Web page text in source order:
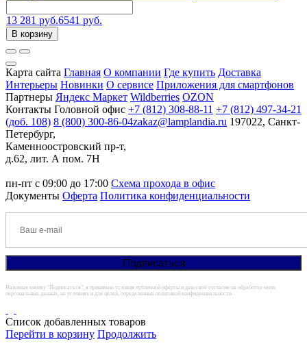
13 281 руб.6541 руб.
В корзину
Карта сайта Главная О компании Где купить Доставка
Интерьеры Новинки О сервисе Приложения для смартфонов
Партнеры Яндекс Маркет Wildberries OZON
Контакты Головной офис +7 (812) 308-88-11 +7 (812) 497-34-21
(доб. 108) 8 (800) 300-86-04zakaz@lamplandia.ru 197022, Санкт-
Петербург,
Каменноостровский пр-т,
д.62, лит. А пом. 7Н
пн-пт с 09:00 до 17:00 Схема прохода в офис
Документы Оферта Политика конфиденциальности
Нажимая кнопку "Подписаться", я принимаю условия публичной оферты и даю своё согласие на обработку моих
персональных данных, на условиях и для целей, определенных политикой конфиденциальности.
Список добавленных товаров
Перейти в корзину Продолжить